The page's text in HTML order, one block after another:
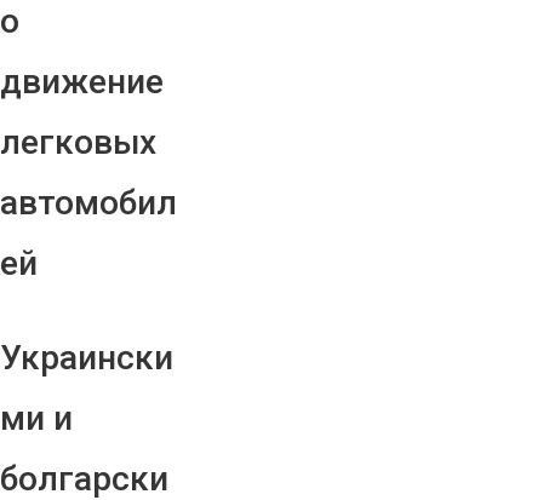
о
движение
легковых
автомобил
ей
Украински
ми и
болгарски